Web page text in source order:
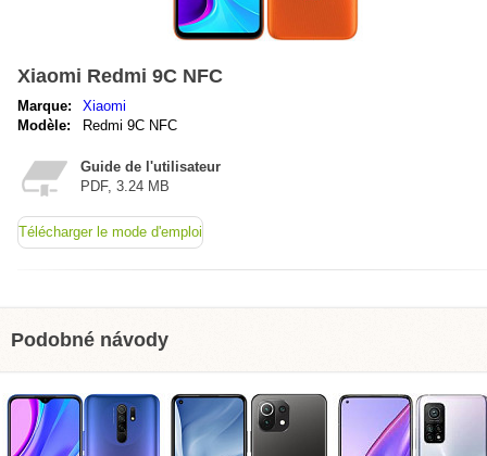
Xiaomi Redmi 9C NFC
Marque:
Xiaomi
Modèle:
Redmi 9C NFC
Guide de l'utilisateur
PDF, 3.24 MB
Télécharger le mode d'emploi
Podobné návody